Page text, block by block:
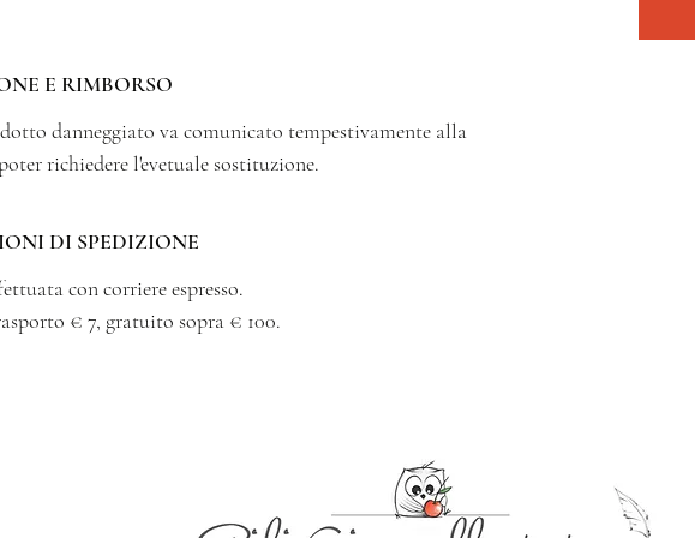
E RIMBORSO
danneggiato va comunicato tempestivamente alla
richiedere l'evetuale sostituzione.
DI SPEDIZIONE
con corriere espresso.
€ 7, gratuito sopra € 100.